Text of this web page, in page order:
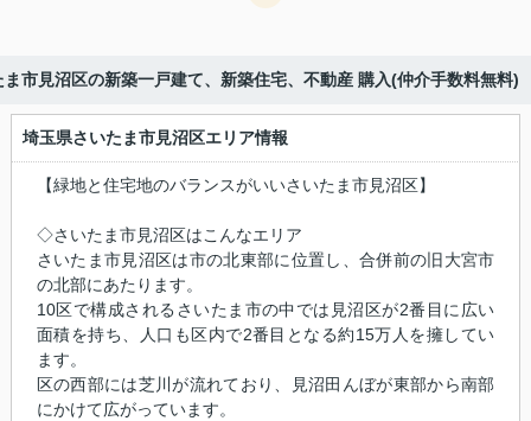
ま市見沼区の新築一戸建て、新築住宅、不動産 購入(仲介手数料無料)
埼玉県さいたま市見沼区エリア情報
【緑地と住宅地のバランスがいいさいたま市見沼区】
◇さいたま市見沼区はこんなエリア
さいたま市見沼区は市の北東部に位置し、合併前の旧大宮市
の北部にあたります。
10区で構成されるさいたま市の中では見沼区が2番目に広い
面積を持ち、人口も区内で2番目となる約15万人を擁してい
ます。
区の西部には芝川が流れており、見沼田んぼが東部から南部
にかけて広がっています。